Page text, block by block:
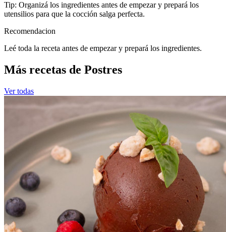
Tip: Organizá los ingredientes antes de empezar y prepará los
utensilios para que la cocción salga perfecta.
Recomendacion
Leé toda la receta antes de empezar y prepará los ingredientes.
Más recetas de Postres
Ver todas